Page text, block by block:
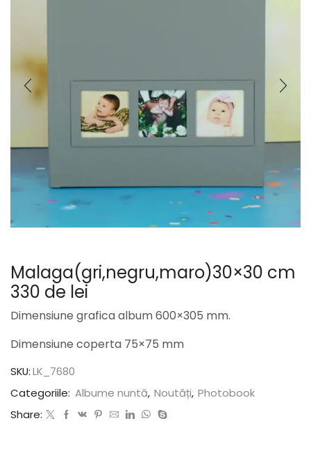
Malaga(gri,negru,maro)30×30 cm
330 de lei
Dimensiune grafica album 600×305 mm.
Dimensiune coperta 75×75 mm
SKU:LK_7680
Categoriile: Albume nuntă, Noutăți, Photobook
Share: